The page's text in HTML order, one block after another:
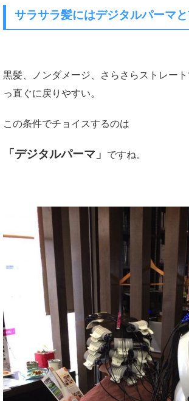
サラサラ髪にはデジタルパーマ
黒髪、ノンダメージ、さらさらストレー
っ直ぐに戻りやすい。
この条件でチョイスするのは
「デジタルパーマ」 ですね。